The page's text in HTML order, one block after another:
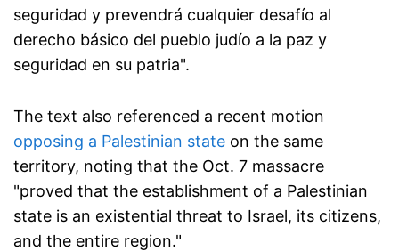
seguridad y prevendrá cualquier desafío al
derecho básico del pueblo judío a la paz y
seguridad en su patria".
The text also referenced a recent motion
opposing a Palestinian state on the same
territory, noting that the Oct. 7 massacre
"proved that the establishment of a Palestinian
state is an existential threat to Israel, its citizens,
and the entire region."